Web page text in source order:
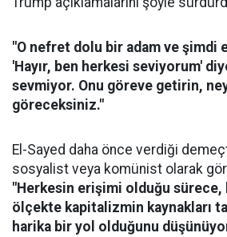
"O nefret dolu bir adam ve şimdi
'Hayır, ben herkesi seviyorum'
sevmiyor. Onu göreve getirin,
göreceksiniz."
El-Sayed daha önce verdiği
sosyalist veya komünist olarak
"Herkesin erişimi olduğu sürece,
ölçekte kapitalizmin kaynakları
harika bir yol olduğunu